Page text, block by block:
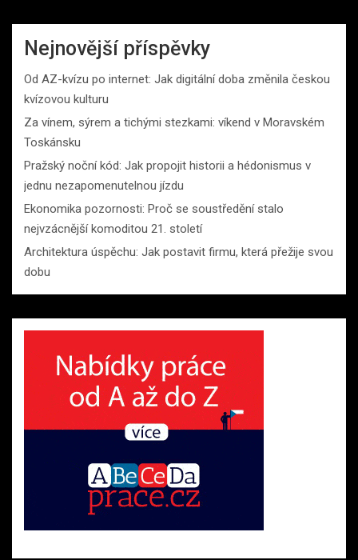
Nejnovější příspěvky
Od AZ-kvízu po internet: Jak digitální doba změnila českou
kvízovou kulturu
Za vínem, sýrem a tichými stezkami: víkend v Moravském
Toskánsku
Pražský noční kód: Jak propojit historii a hédonismus v
jednu nezapomenutelnou jízdu
Ekonomika pozornosti: Proč se soustředění stalo
nejvzácnější komoditou 21. století
Architektura úspěchu: Jak postavit firmu, která přežije svou
dobu